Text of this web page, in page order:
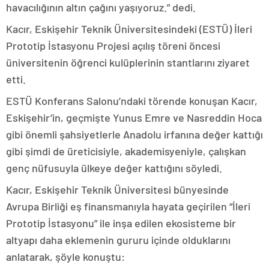
havacılığının altın çağını yaşıyoruz.” dedi.
Kacır, Eskişehir Teknik Üniversitesindeki (ESTÜ) İleri
Prototip İstasyonu Projesi açılış töreni öncesi
üniversitenin öğrenci kulüplerinin stantlarını ziyaret
etti.
ESTÜ Konferans Salonu’ndaki törende konuşan Kacır,
Eskişehir’in, geçmişte Yunus Emre ve Nasreddin Hoca
gibi önemli şahsiyetlerle Anadolu irfanına değer kattığı
gibi şimdi de üreticisiyle, akademisyeniyle, çalışkan
genç nüfusuyla ülkeye değer kattığını söyledi.
Kacır, Eskişehir Teknik Üniversitesi bünyesinde
Avrupa Birliği eş finansmanıyla hayata geçirilen “İleri
Prototip İstasyonu” ile inşa edilen ekosisteme bir
altyapı daha eklemenin gururu içinde olduklarını
anlatarak, şöyle konuştu: